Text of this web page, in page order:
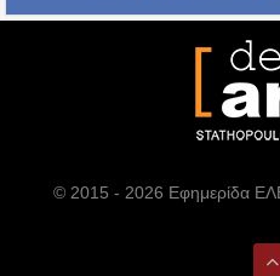
© 2015 - 2026 Εφημερίδα